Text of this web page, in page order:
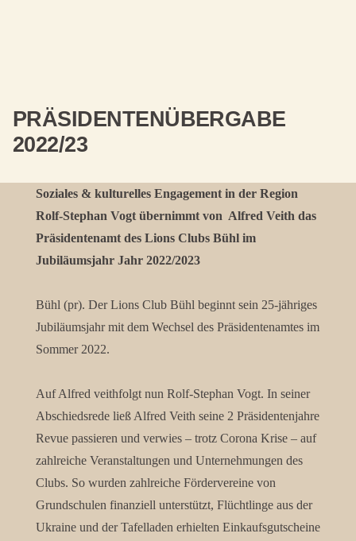
PRÄSIDENTENÜBERGABE
2022/23
Soziales & kulturelles Engagement in der Region
Rolf-Stephan Vogt übernimmt von Alfred Veith das
Präsidentenamt des Lions Clubs Bühl im
Jubiläumsjahr Jahr 2022/2023
Bühl (pr). Der Lions Club Bühl beginnt sein 25-jähriges
Jubiläumsjahr mit dem Wechsel des Präsidentenamtes im
Sommer 2022.
Auf Alfred veithfolgt nun Rolf-Stephan Vogt. In seiner
Abschiedsrede ließ Alfred Veith seine 2 Präsidentenjahre
Revue passieren und verwies – trotz Corona Krise – auf
zahlreiche Veranstaltungen und Unternehmungen des
Clubs. So wurden zahlreiche Fördervereine von
Grundschulen finanziell unterstützt, Flüchtlinge aus der
Ukraine und der Tafelladen erhielten Einkaufsgutscheine